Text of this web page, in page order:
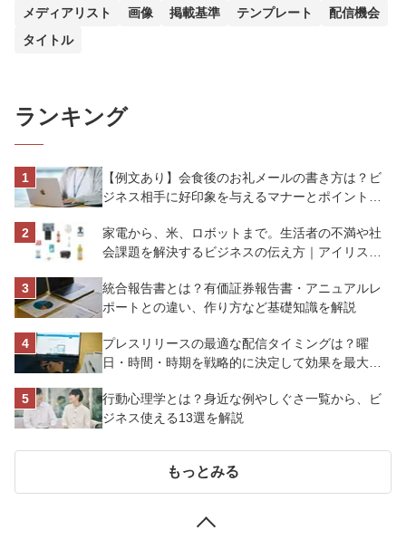
メディアリスト
画像 掲載基準 テンプレート
配信機会
タイトル
ランキング
【例文あり】会食後のお礼メールの書き方は？ビ
ジネス相手に好印象を与えるマナーとポイントを
家電から、米、ロボットまで。生活者の不満や社
会課題を解決するビジネスの伝え方｜アイリスオ
統合報告書とは？有価証券報告書・アニュアルレ
ポートとの違い、作り方など基礎知識を解説
プレスリリースの最適な配信タイミングは？曜
日・時間・時期を戦略的に決定して効果を最大化
行動心理学とは？身近な例やしぐさ一覧から、ビ
ジネス使える13選を解説
もっとみる